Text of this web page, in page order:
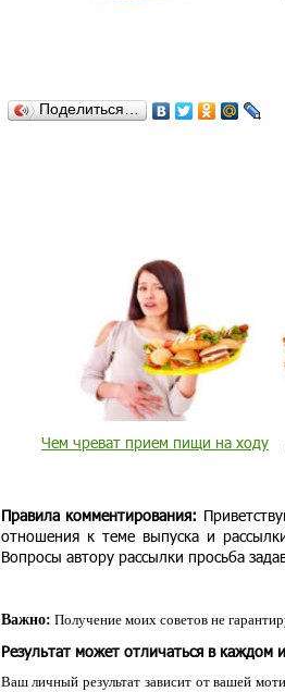
Поделиться…
Чем чреват прием пищи на ходу
Правила комментирования:
отношения к теме выпуска и
Вопросы автору рассылки просьба
Важно: Получение моих советов не
Результат может отличаться в каждом
Ваш личный результат зависит от вашей